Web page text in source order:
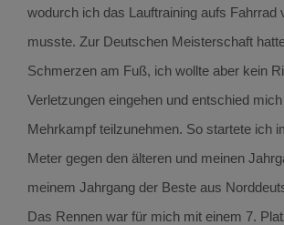
wodurch ich das Lauftraining aufs Fahrrad
musste. Zur Deutschen Meisterschaft
Schmerzen am Fuß, ich wollte aber kein
Verletzungen eingehen und entschied
Mehrkampf teilzunehmen. So startete ich
Meter gegen den älteren und meinen
meinem Jahrgang der Beste aus
Das Rennen war für mich mit einem 7.